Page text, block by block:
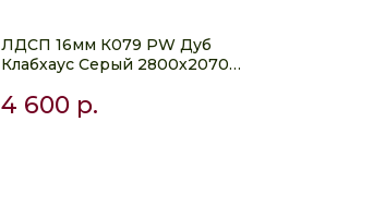
ЛДСП 16мм К079 PW Дуб
Клабхаус Серый 2800х2070
4 600 р.